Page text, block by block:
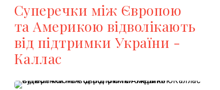
Суперечки між Європою
та Америкою відволікають
від підтримки України -
Каллас